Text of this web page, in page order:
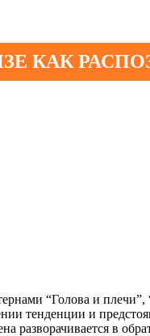
КАК
“Голова и
тенденции и
разворачивается в